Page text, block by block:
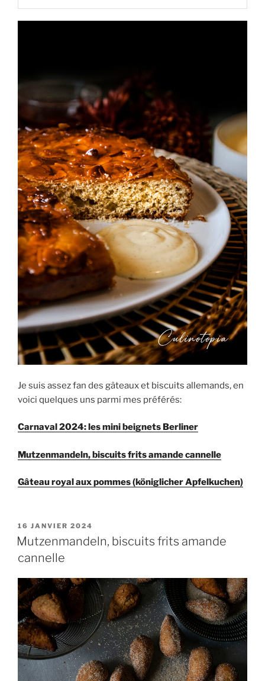
Je suis assez fan des gâteaux et biscuits allemands, en
voici quelques uns parmi mes préférés:
Carnaval 2024: les mini beignets Berliner
Mutzenmandeln, biscuits frits amande cannelle
Gâteau royal aux pommes (königlicher Apfelkuchen)
PUBLIÉ
LE
16 JANVIER 2024
Mutzenmandeln, biscuits frits amande
cannelle